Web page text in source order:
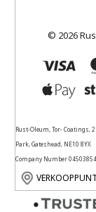
© 2026
Rust-Oleum, Tor- Coatings,
Park, Gateshead, NE10 8YX
Company Number 04503854